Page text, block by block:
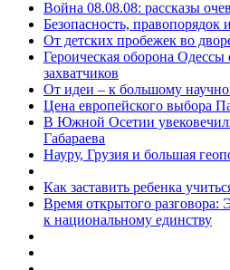
Война 08.08.08: рассказы
Безопасность, правопорядок
От детских пробежек во
Героическая оборона
захватчиков
От идеи – к большому
Цена европейского выбора
В Южной Осетии
Габараева
Науру, Грузия и большая
Как заставить ребенка
Время открытого разговора:
к национальному единству